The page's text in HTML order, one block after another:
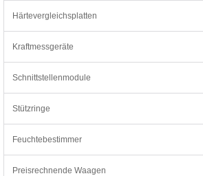
Härtevergleichsplatten
Kraftmessgeräte
Schnittstellenmodule
Stützringe
Feuchtebestimmer
Preisrechnende Waagen